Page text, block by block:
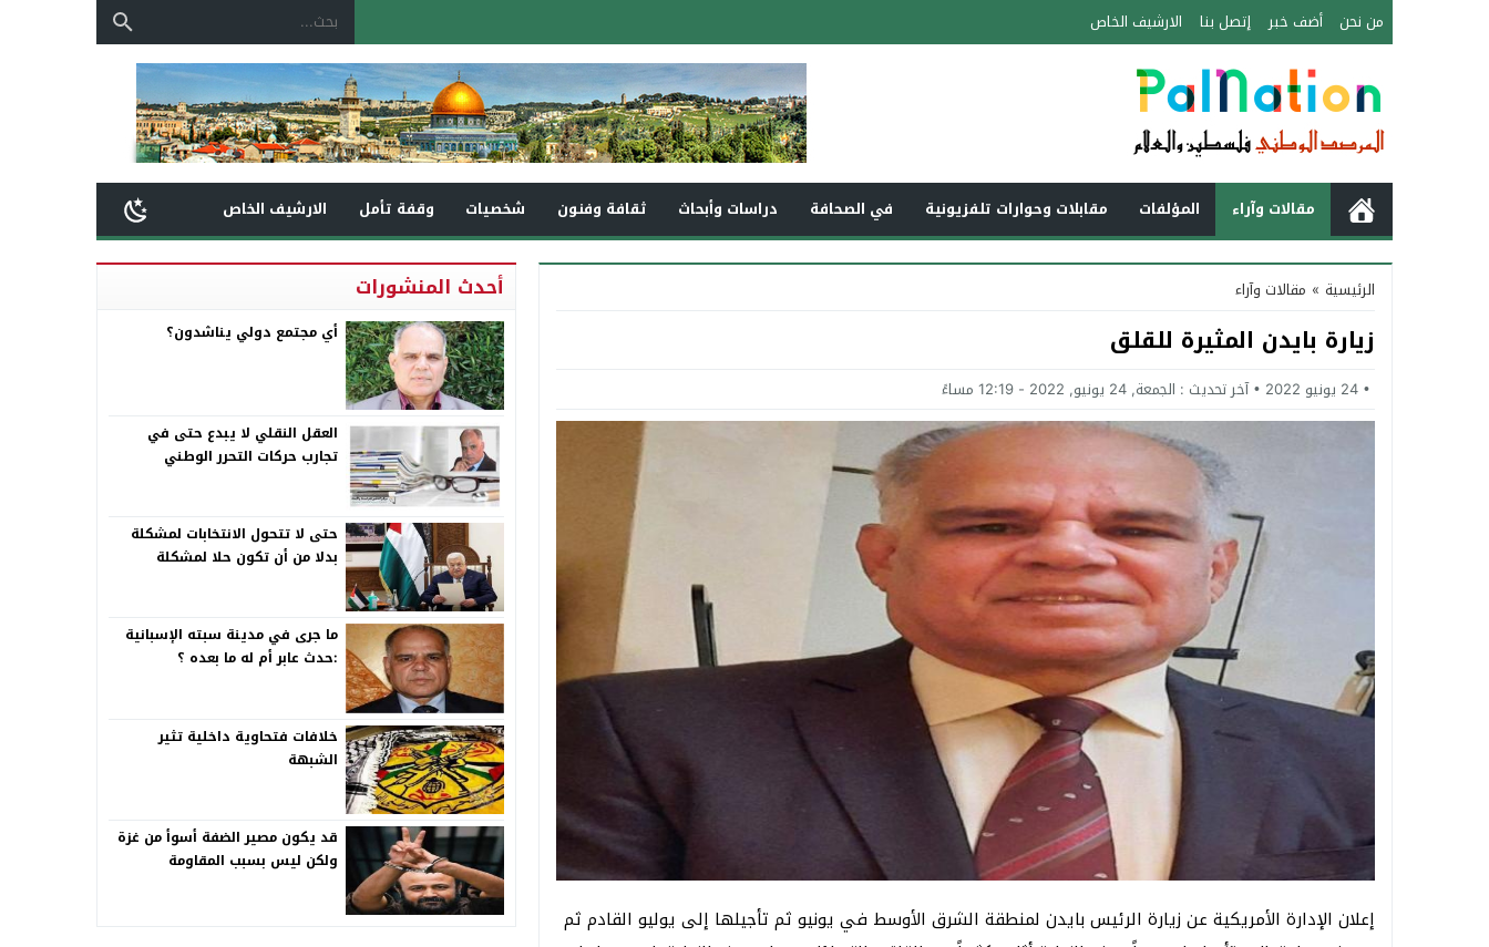
من نحن أضف خبر إتصل بنا الارشيف الخاص
مقالات وآراء المؤلفات مقابلات وحوارات تلفزيونية في الصحافة دراسات وأبحاث ثقافة وفنون شخصيات وقفة تأمل الارشيف الخاص
الرئيسية » مقالات وآراء
زيارة بايدن المثيرة للقلق
24 يونيو 2022 آخر تحديث : الجمعة, 24 يونيو, 2022 - 12:19 مساءً
إعلان الإدارة الأمريكية عن زيارة الرئيس بايدن لمنطقة الشرق الأوسط في يونيو ثم تأجيلها إلى يوليو القادم ثم
أحدث المنشورات
أي مجتمع دولي يناشدون؟
العقل النقلي لا يبدع حتى في
تجارب حركات التحرر الوطني
حتى لا تتحول الانتخابات لمشكلة
بدلا من أن تكون حلا لمشكلة
ما جرى في مدينة سبته الإسبانية
:حدث عابر أم له ما بعده ؟
خلافات فتحاوية داخلية تثير
الشبهة
قد يكون مصير الضفة أسوأ من غزة
ولكن ليس بسبب المقاومة